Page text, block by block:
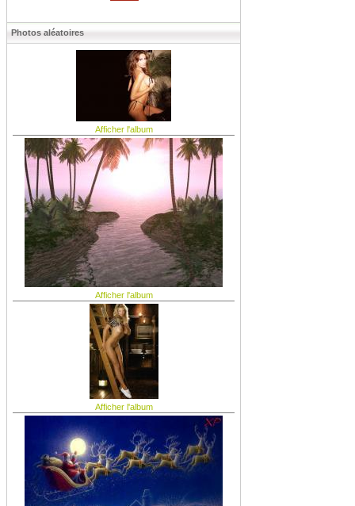
Photos aléatoires
Afficher l'album
Afficher l'album
Afficher l'album